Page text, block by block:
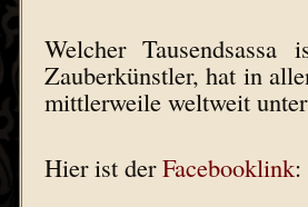
Welcher
Zauberkünstler, hat in
mittlerweile weltweit
Hier ist derFacebooklink: